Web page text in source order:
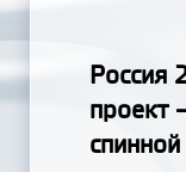
Россия
проект